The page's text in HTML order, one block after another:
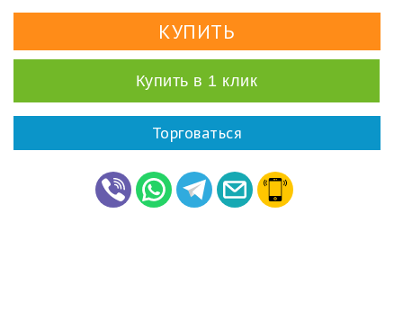
Купить в 1 клик
Торговаться